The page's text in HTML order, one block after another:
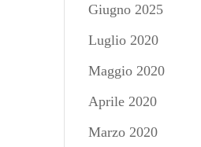
Giugno 2025
Luglio 2020
Maggio 2020
Aprile 2020
Marzo 2020